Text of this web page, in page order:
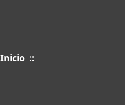
Inicio ::